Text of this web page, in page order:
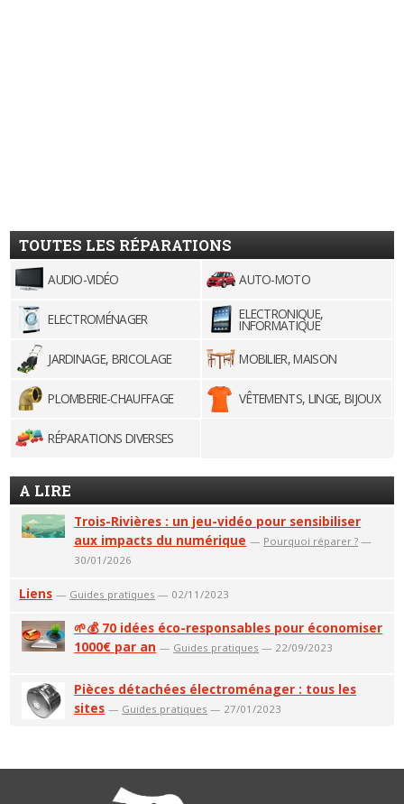
TOUTES LES RÉPARATIONS
AUDIO-VIDÉO AUTO-MOTO
ELECTROMÉNAGER ELECTRONIQUE,
INFORMATIQUE
JARDINAGE, BRICOLAGE
MOBILIER, MAISON
PLOMBERIE-CHAUFFAGE VÊTEMENTS, LINGE, BIJOUX
RÉPARATIONS DIVERSES
A LIRE
Trois-Rivières : un jeu-vidéo pour sensibiliser
aux impacts du numérique — Pourquoi réparer ? —
30/01/2026
Liens — Guides pratiques — 02/11/2023
🌱💰 70 idées éco-responsables pour économiser
1000€ par an — Guides pratiques — 22/09/2023
Pièces détachées électroménager : tous les
sites — Guides pratiques — 27/01/2023